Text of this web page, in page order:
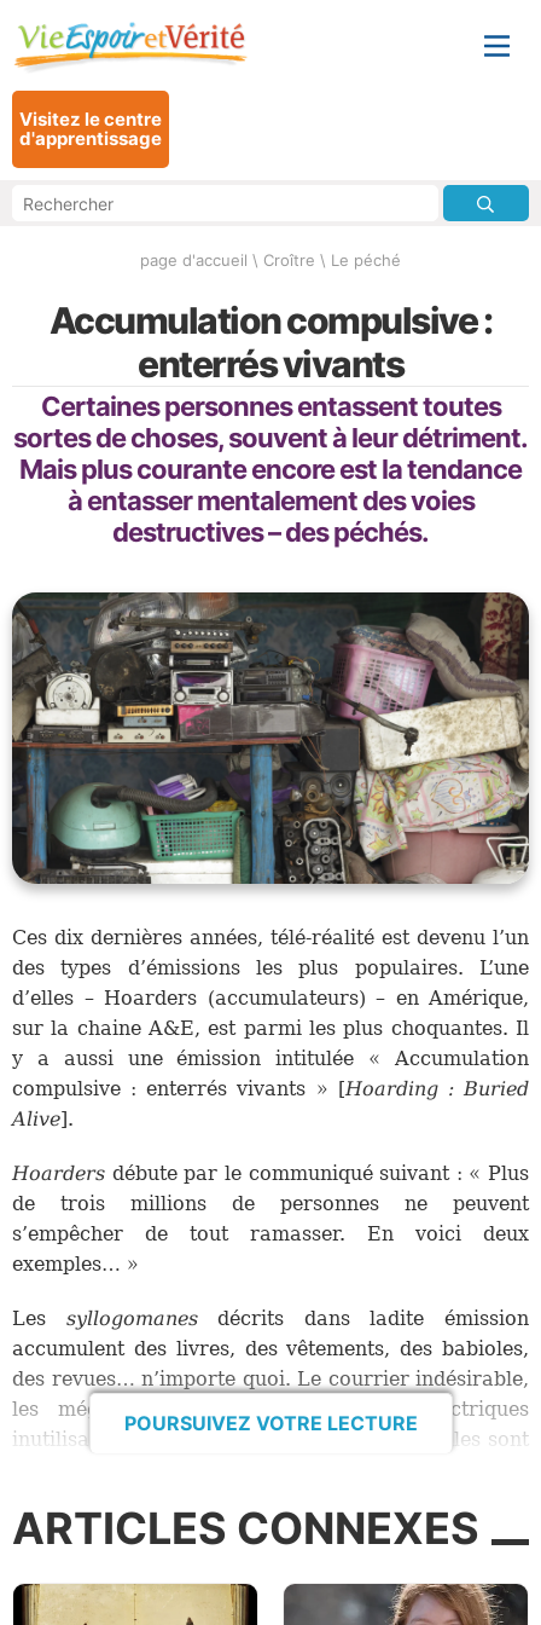
Visitez le centre
d'apprentissage
page d'accueil \ Croître \ Le péché
Accumulation compulsive :
enterrés vivants
Certaines personnes entassent toutes
sortes de choses, souvent à leur détriment.
Mais plus courante encore est la tendance
à entasser mentalement des voies
destructives – des péchés.
Ces dix dernières années, télé-réalité est devenu l’un
des types d’émissions les plus populaires. L’une
d’elles – Hoarders (accumulateurs) – en Amérique,
sur la chaine A&E, est parmi les plus choquantes. Il
y a aussi une émission intitulée « Accumulation
compulsive : enterrés vivants » [Hoarding : Buried
Alive].
Hoarders débute par le communiqué suivant : « Plus
de trois millions de personnes ne peuvent
s’empêcher de tout ramasser. En voici deux
exemples… »
Les syllogomanesdécrits dans ladite émission
accumulent des livres, des vêtements, des babioles,
des revues… n’importe quoi. Le courrier indésirable,
les mégots, et même les ampoules électriques
inutilisables. Ne cessant de tout ramasser, elles sont
détruisent leurs vies. On a dit qu’ils sont
pratiquement enterrés vivants.
POURSUIVEZ VOTRE LECTURE
ARTICLES CONNEXES